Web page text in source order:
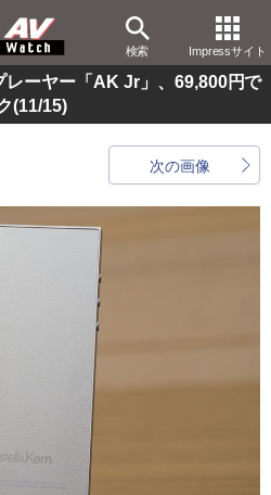
検索 Impressサイト
ーヤー「AK Jr」、69,800円で
(11/15)
次の画像